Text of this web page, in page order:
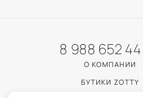
8 988 652
О КОМПАНИИ
БУТИКИ ZOTTY